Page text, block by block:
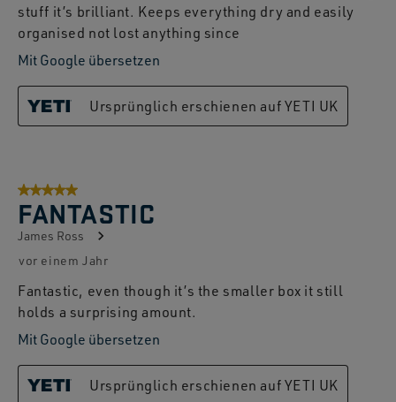
stuff it’s brilliant. Keeps everything dry and easily
organised not lost anything since
Mit Google übersetzen
Ursprünglich erschienen auf YETI UK
5 von 5 Sternen.
FANTASTIC
James Ross
vor einem Jahr
Fantastic, even though it’s the smaller box it still
holds a surprising amount.
Mit Google übersetzen
Ursprünglich erschienen auf YETI UK